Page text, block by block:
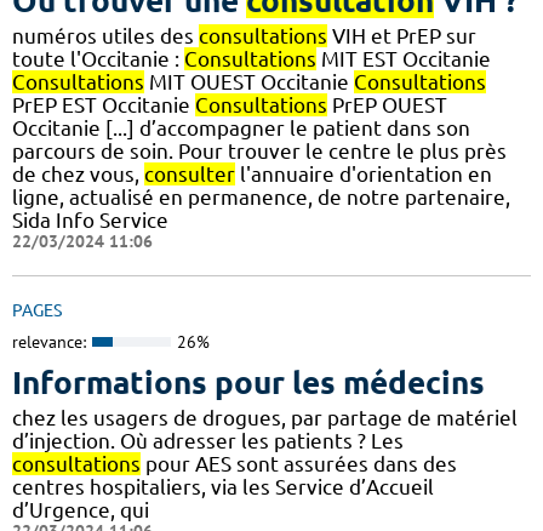
numéros utiles des consultations VIH et PrEP sur
toute l'Occitanie : Consultations MIT EST Occitanie
Consultations MIT OUEST Occitanie Consultations
PrEP EST Occitanie Consultations PrEP OUEST
Occitanie [...] d’accompagner le patient dans son
parcours de soin. Pour trouver le centre le plus près
de chez vous, consulter l'annuaire d'orientation en
ligne, actualisé en permanence, de notre partenaire,
Sida Info Service
22/03/2024 11:06
PAGES
relevance: 26%
Informations pour les médecins
chez les usagers de drogues, par partage de matériel
d’injection. Où adresser les patients ? Les
consultations pour AES sont assurées dans des
centres hospitaliers, via les Service d’Accueil
d’Urgence, qui